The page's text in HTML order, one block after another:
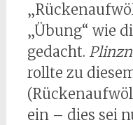
„Übung“ wie
gedacht.
rollte zu
ein – dies sei